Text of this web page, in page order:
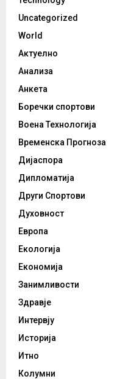
Uncategorized
World
Актуелно
Анализа
Анкета
Боречки спортови
Воена Технологија
Временска Прогноза
Дијаспора
Дипломатија
Други Спортови
Духовност
Европа
Екологија
Економија
Занимливости
Здравје
Интервју
Историја
Итно
Колумни